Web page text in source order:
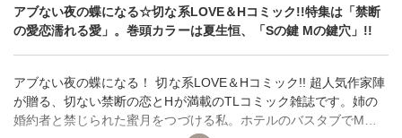
アブない夜の蝶になる☆切な系LOVE＆Hコミック!!特集は「禁断
の愛恋濡れる愛」。巻頭カラーは夏生恒、「Sの鍵 Mの鍵穴」!!
アブない夜の蝶になる！ 切な系LOVE＆Hコミック!! 超人気作家陣
が贈る、切ない禁断の恋とHが満載のTLコミック雑誌です。姉の
婚約者と禁じられた蜜月をつづける私。ホテルのバスタブでM字